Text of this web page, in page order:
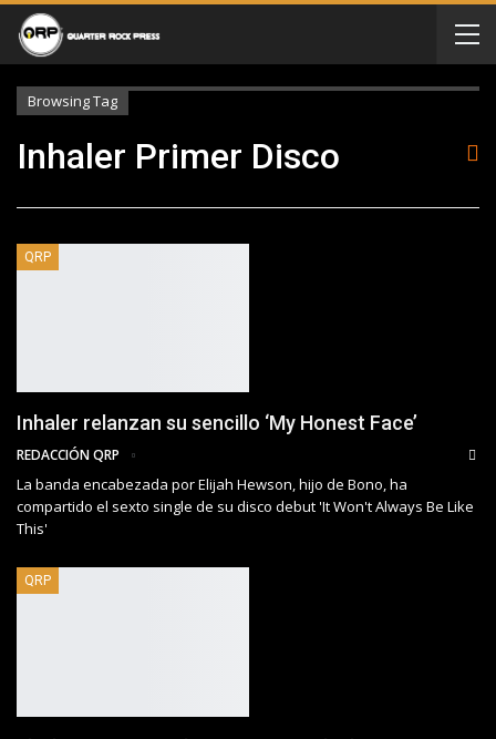
Browsing Tag
Inhaler Primer Disco
QRP
Inhaler relanzan su sencillo ‘My Honest Face’
REDACCIÓN QRP
La banda encabezada por Elijah Hewson, hijo de Bono, ha
compartido el sexto single de su disco debut 'It Won't Always Be Like
This'
QRP